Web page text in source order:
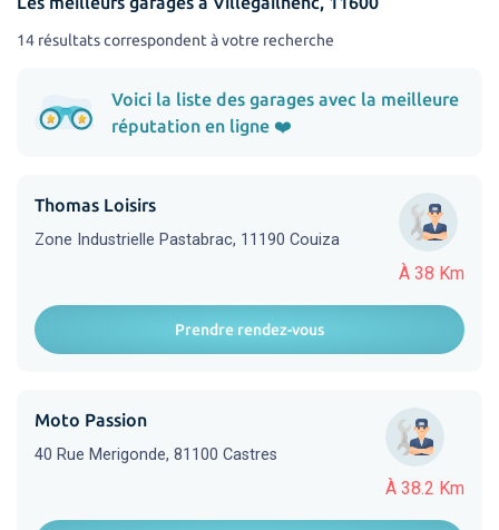
14 résultats correspondent à votre recherche
Voici la liste des garages avec la meilleure
réputation en ligne ❤️
À 38 Km
Thomas Loisirs
Zone Industrielle Pastabrac, 11190 Couiza
Prendre rendez-vous
À 38.2 Km
Moto Passion
40 Rue Merigonde, 81100 Castres